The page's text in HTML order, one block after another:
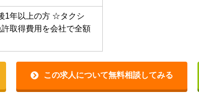
毎月安定的に稼げま
れば月給32~38万円台
です！ 【月給
きま…